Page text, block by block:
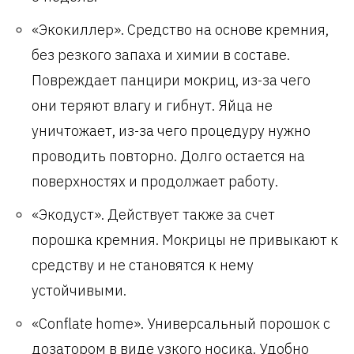
«Экокиллер». Средство на основе кремния,
без резкого запаха и химии в составе.
Повреждает панцири мокриц, из-за чего
они теряют влагу и гибнут. Яйца не
уничтожает, из-за чего процедуру нужно
проводить повторно. Долго остается на
поверхностях и продолжает работу.
«Экодуст». Действует также за счет
порошка кремния. Мокрицы не привыкают к
средству и не становятся к нему
устойчивыми.
«Conflate home». Универсальный порошок с
дозатором в виде узкого носика. Удобно